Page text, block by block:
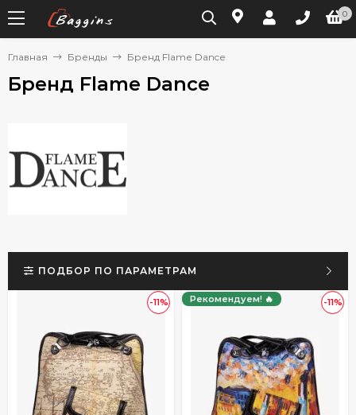
0
Главная Бренды Бренд Flame Dance
Бренд Flame Dance
ПОДБОР ПО ПАРАМЕТРАМ
-11% -11%
Рекомендуем! 🔥